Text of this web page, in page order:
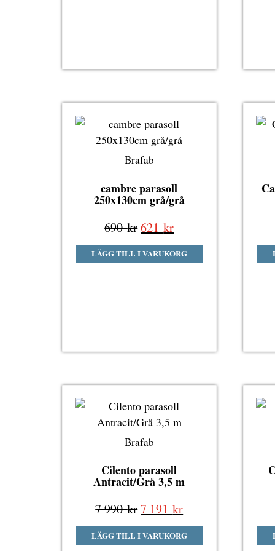
Brafab
cambre parasoll
250x130cm grå/grå
690krDet
ursprungliga
priset
621krDet
nuvarande
priset
LÄGG TILL I VARUKORG
Brafab
Cilento parasoll
Antracit/Grå 3,5 m
7 990krDet
ursprungliga
priset
7 191krDet
nuvarande
priset
LÄGG TILL I VARUKORG